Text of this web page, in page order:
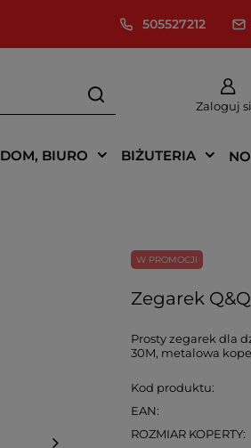
505527212
Zaloguj
DOM, BIURO BIŻUTERIA
W PROMOCJI
Zegarek
Prosty zegarek dla
30M, metalowa
Kod produktu
EAN
ROZMIAR KOPERTY